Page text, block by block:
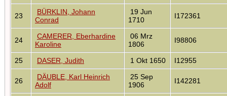
23
BÜRKLIN, Johann
Conrad
19 Jun
1710
I172361
24
CAMERER, Eberhardine
Karoline
06 Mrz
1806
I98806
25 DASER, Judith 1 Okt 1650 I12955
26
DÄUBLE, Karl Heinrich
Adolf
25 Sep
1906
I142281